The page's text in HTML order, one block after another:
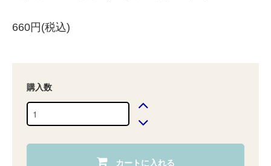
660円(税込)
購入数
カートに入れる